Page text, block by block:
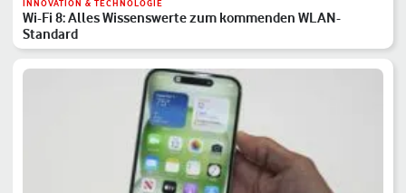
INNOVATION & TECHNOLOGIE
Wi-Fi 8: Alles Wissenswerte zum kommenden WLAN-
Standard